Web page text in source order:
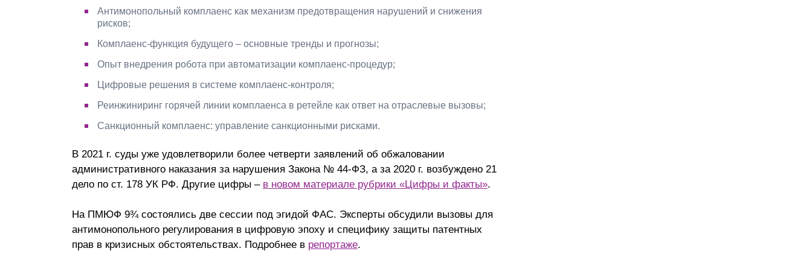
Антимонопольный комплаенс как механизм предотвращения нарушений и снижения
рисков;
Комплаенс-функция будущего – основные тренды и прогнозы;
Опыт внедрения робота при автоматизации комплаенс-процедур;
Цифровые решения в системе комплаенс-контроля;
Реинжиниринг горячей линии комплаенса в ретейле как ответ на отраслевые вызовы;
Санкционный комплаенс: управление санкционными рисками.
В 2021 г. суды уже удовлетворили более четверти заявлений об обжаловании
административного наказания за нарушения Закона № 44-ФЗ, а за 2020 г. возбуждено 21
дело по ст. 178 УК РФ. Другие цифры – в новом материале рубрики «Цифры и факты».
На ПМЮФ 9¾ состоялись две сессии под эгидой ФАС. Эксперты обсудили вызовы для
антимонопольного регулирования в цифровую эпоху и специфику защиты патентных
прав в кризисных обстоятельствах. Подробнее в репортаже.